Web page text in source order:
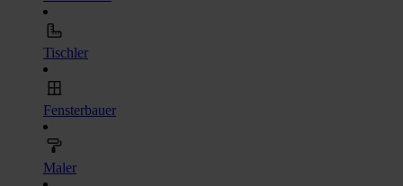
Tischler
Fensterbauer
Maler